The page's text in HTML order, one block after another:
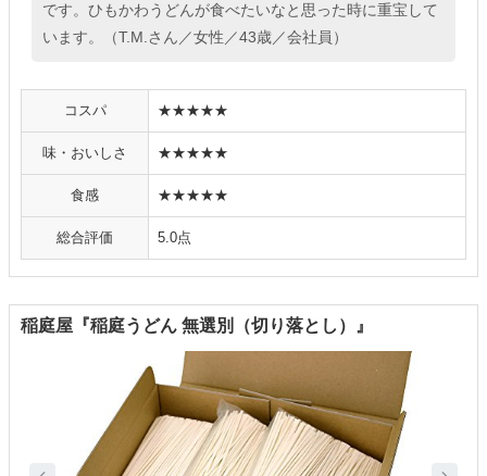
です。ひもかわうどんが食べたいなと思った時に重宝して
います。（T.M.さん／女性／43歳／会社員）
コスパ ★★★★★
味・おいしさ ★★★★★
食感 ★★★★★
総合評価 5.0点
稲庭屋『稲庭うどん 無選別（切り落とし）』